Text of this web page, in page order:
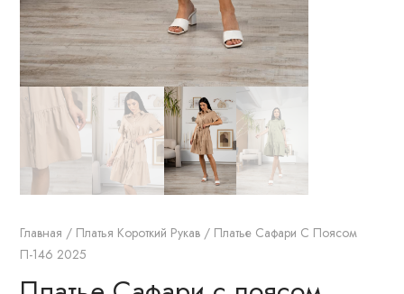
Главная / Платья Короткий Рукав / Платье Сафари С Поясом
П-146 2025